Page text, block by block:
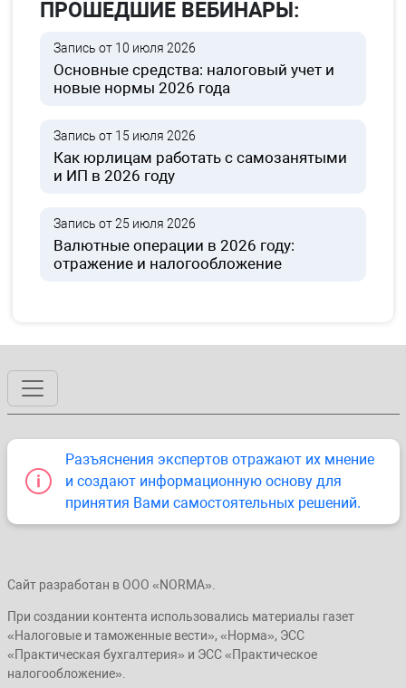
ПРОШЕДШИЕ ВЕБИНАРЫ:
Запись от 10 июля 2026
Основные средства: налоговый учет и
новые нормы 2026 года
Запись от 15 июля 2026
Как юрлицам работать с самозанятыми
и ИП в 2026 году
Запись от 25 июля 2026
Валютные операции в 2026 году:
отражение и налогообложение
Разъяснения экспертов отражают их мнение
и создают информационную основу для
принятия Вами самостоятельных решений.
Сайт разработан в ООО «NORMA».
При создании контента использовались материалы газет
«Налоговые и таможенные вести», «Норма», ЭСС
«Практическая бухгалтерия» и ЭСС «Практическое
налогообложение».